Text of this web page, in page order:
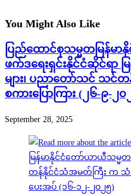
You Might Also Like
ပြည်ထောင်စုသမ္မတမြန်မ
ဖက်ဒရေးရှင်းနိုင်ငံဆိုင်ရာ မ
များ၊ ပညာတော်သင် သင်တ
စကားပြောကြား (၂၆-၉-၂၀
September 28, 2025